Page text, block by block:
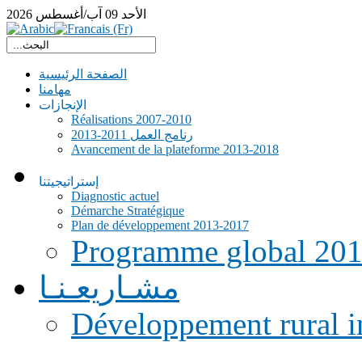
الأحد 09 آب/أغسطس 2026
الصفحة الرئيسية
مهامنا
الإنجازات
Réalisations 2007-2010
رنامج العمل 2011-2013
Avancement de la plateforme 2013-2018
إستراتيجيتنا
Diagnostic actuel
Démarche Stratégique
Plan de développement 2013-2017
Programme global
مشـاريعـنـا
Développement rural